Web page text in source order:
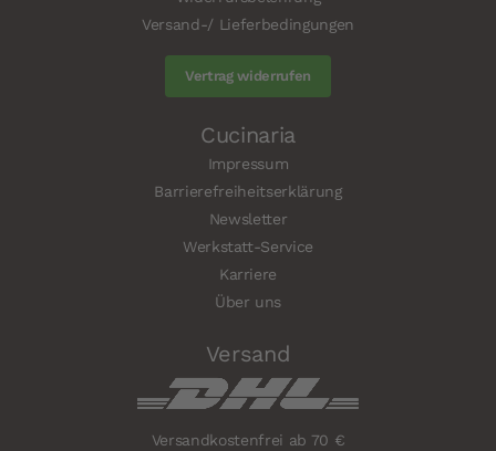
Versand-/ Lieferbedingungen
Vertrag widerrufen
Cucinaria
Impressum
Barrierefreiheitserklärung
Newsletter
Werkstatt-Service
Karriere
Über uns
Versand
Versandkostenfrei ab 70 €